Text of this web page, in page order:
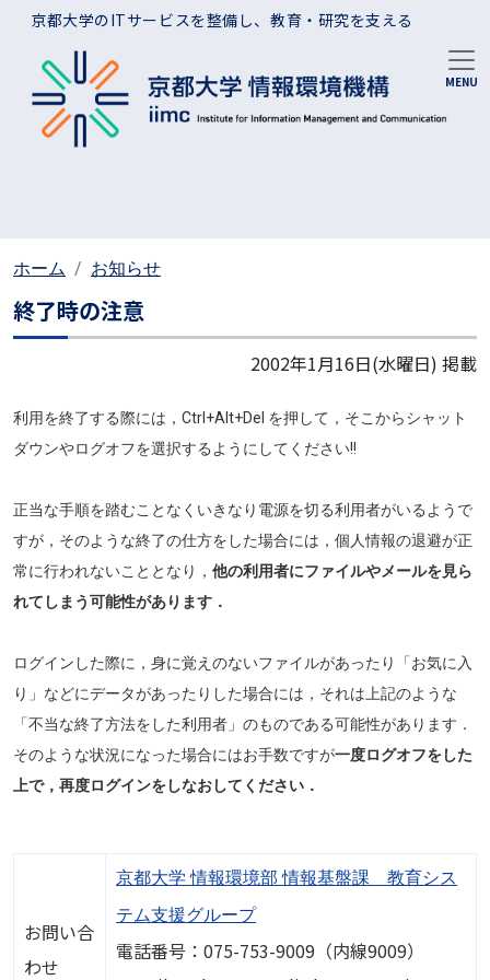
メインコンテンツに移動
京都大学のITサービスを整備し、教育・研究を支える
ホーム お知らせ
終了時の注意
2002年1月16日(水曜日) 掲載
利用を終了する際には，Ctrl+Alt+Del を押して，そこからシャット
ダウンやログオフを選択するようにしてください!!
正当な手順を踏むことなくいきなり電源を切る利用者がいるようで
すが，そのような終了の仕方をした場合には，個人情報の退避が正
常に行われないこととなり， 他の利用者にファイルやメールを見ら
れてしまう可能性があります．
ログインした際に，身に覚えのないファイルがあったり「お気に入
り」などにデータがあったりした場合には，それは上記のような
「不当な終了方法をした利用者」のものである可能性があります．
そのような状況になった場合にはお手数ですが一度ログオフをした
上で，再度ログインをしなおしてください．
お問い合
わせ
京都大学 情報環境部 情報基盤課 教育シス
テム支援グループ
電話番号：075-753-9009（内線9009）